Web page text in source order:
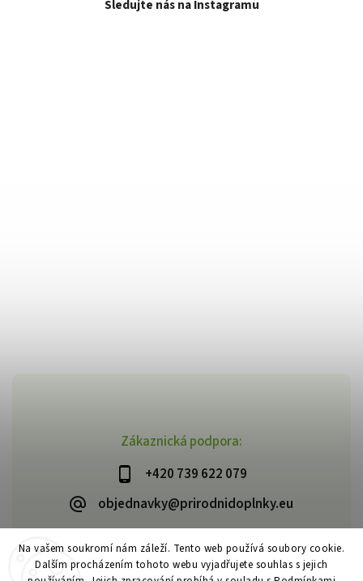
Na vašem soukromí nám záleží. Tento web používá soubory cookie.
Dalším procházením tohoto webu vyjadřujete souhlas s jejich
Zákaznická podpora:
+420 739 622 079
objednavky@prirodnidoplnky.eu
Sledujte nás na Instagramu